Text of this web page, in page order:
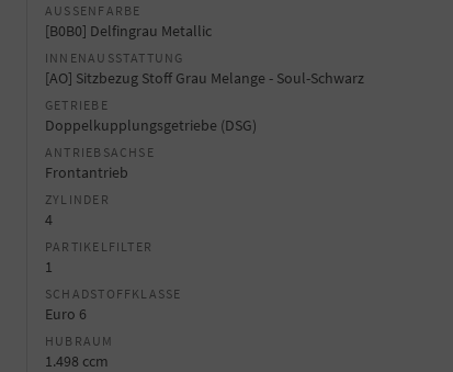
AUSSENFARBE
[B0B0] Delfingrau Metallic
INNENAUSSTATTUNG
[AO] Sitzbezug Stoff Grau Melange - Soul-Schwarz
GETRIEBE
Doppelkupplungsgetriebe (DSG)
ANTRIEBSACHSE
Frontantrieb
ZYLINDER
4
PARTIKELFILTER
1
SCHADSTOFFKLASSE
Euro 6
HUBRAUM
1.498 ccm